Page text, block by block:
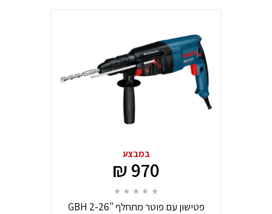
במבצע
970 ₪
פטישון עם פוטר מתחלף "GBH 2-26